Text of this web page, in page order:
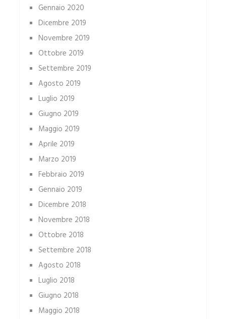
Gennaio 2020
Dicembre 2019
Novembre 2019
Ottobre 2019
Settembre 2019
Agosto 2019
Luglio 2019
Giugno 2019
Maggio 2019
Aprile 2019
Marzo 2019
Febbraio 2019
Gennaio 2019
Dicembre 2018
Novembre 2018
Ottobre 2018
Settembre 2018
Agosto 2018
Luglio 2018
Giugno 2018
Maggio 2018